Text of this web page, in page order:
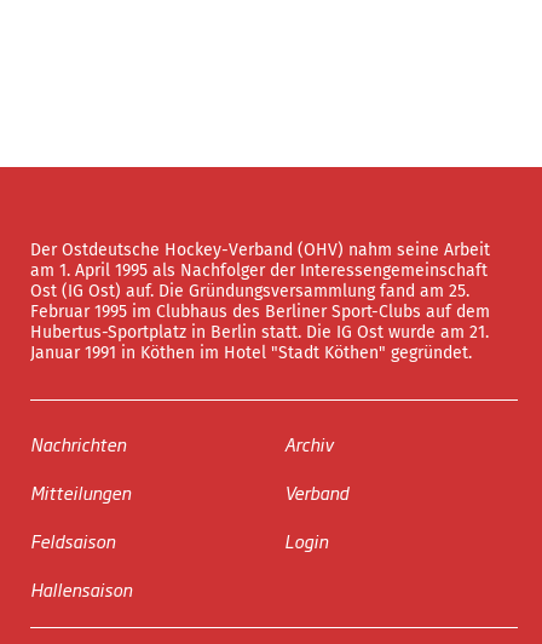
Der Ostdeutsche Hockey-Verband (OHV) nahm seine Arbeit
am 1. April 1995 als Nachfolger der Interessengemeinschaft
Ost (IG Ost) auf. Die Gründungsversammlung fand am 25.
Februar 1995 im Clubhaus des Berliner Sport-Clubs auf dem
Hubertus-Sportplatz in Berlin statt. Die IG Ost wurde am 21.
Januar 1991 in Köthen im Hotel "Stadt Köthen" gegründet.
Nachrichten
Mitteilungen
Feldsaison
Hallensaison
Archiv
Verband
Login